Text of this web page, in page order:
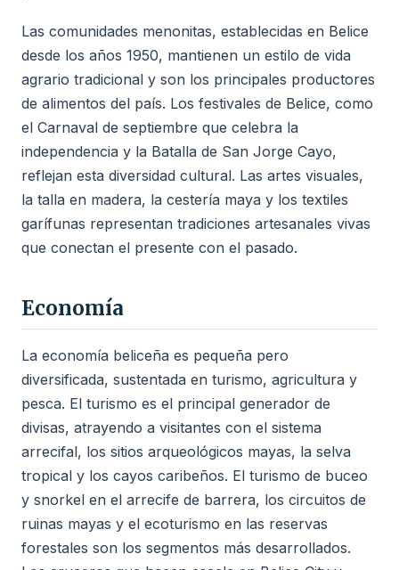
Las comunidades menonitas, establecidas en Belice
desde los años 1950, mantienen un estilo de vida
agrario tradicional y son los principales productores
de alimentos del país. Los festivales de Belice, como
el Carnaval de septiembre que celebra la
independencia y la Batalla de San Jorge Cayo,
reflejan esta diversidad cultural. Las artes visuales,
la talla en madera, la cestería maya y los textiles
garífunas representan tradiciones artesanales vivas
que conectan el presente con el pasado.
Economía
La economía beliceña es pequeña pero
diversificada, sustentada en turismo, agricultura y
pesca. El turismo es el principal generador de
divisas, atrayendo a visitantes con el sistema
arrecifal, los sitios arqueológicos mayas, la selva
tropical y los cayos caribeños. El turismo de buceo
y snorkel en el arrecife de barrera, los circuitos de
ruinas mayas y el ecoturismo en las reservas
forestales son los segmentos más desarrollados.